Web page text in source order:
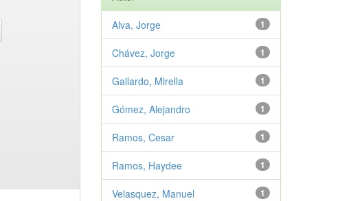
1
Alva, Jorge
1
Chávez, Jorge
1
Gallardo, Mirella
1
Gómez, Alejandro
1
Ramos, Cesar
1
Ramos, Haydee
1
Velasquez, Manuel